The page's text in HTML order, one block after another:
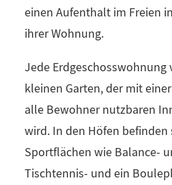
einen Aufenthalt im Freien
ihrer Wohnung.
Jede Erdgeschosswohnung
kleinen Garten, der mit
alle Bewohner nutzbaren
wird. In den Höfen befinden
Sportflächen wie Balance-
Tischtennis- und ein